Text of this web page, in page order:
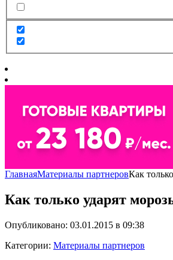
ГлавнаяМатериалы партнеровКак
Как только ударят
Опубликовано: 03.01.2015 в 09:38
Категории: Материалы партнеров